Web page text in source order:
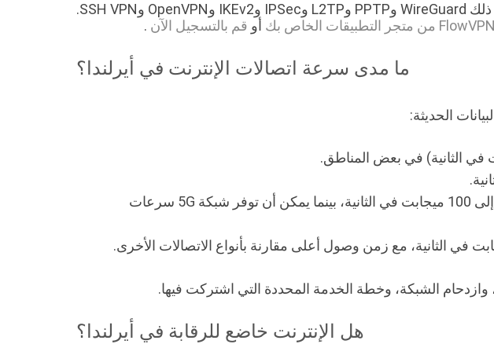
تدعم خوادم VPN الخاصة بنا القريبة من دبلن (أيرلندا) بروتوكولات VPN القياسية بما في ذلك WireGuard وPPTP وL2TP وIPSec وIKEv2 وOpenVPN وSSH VPN.
أو قم بالتسجيل الآن .
ما مدى سرعة اتصالات الإنترنت في أيرلندا؟
الحديثة:
: تتراوح سرعات 4G عمومًا من 10 ميجابت في الثانية إلى 100 ميجابت في الثانية، بينما يمكن أن توفر شبكة 5G سرعات
الشبكة، وخطة الخدمة المحددة التي اشتركت فيها.
هل الإنترنت خاضع للرقابة في أيرلندا؟